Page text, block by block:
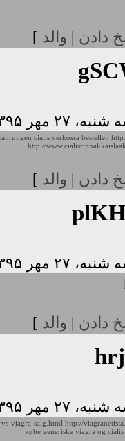
دادن | والد ]
cialis verkossa bestellen
http://
دادن | والد ]
دادن | والد ]
viagra-salg.html http://
købe generiske viagra og